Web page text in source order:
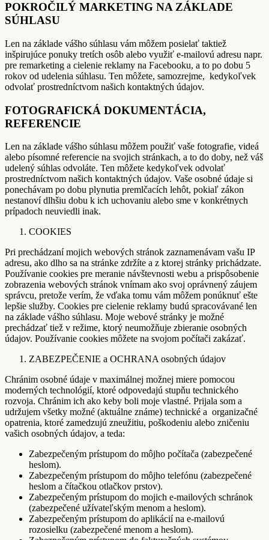
POKROČILÝ MARKETING NA ZÁKLADE
SÚHLASU
Len na základe vášho súhlasu vám môžem posielať taktiež
inšpirujúce ponuky tretích osôb alebo využiť e-mailovú adresu napr.
pre remarketing a cielenie reklamy na Facebooku, a to po dobu 5
rokov od udelenia súhlasu. Ten môžete, samozrejme, kedykoľvek
odvolať prostredníctvom našich kontaktných údajov.
FOTOGRAFICKÁ DOKUMENTÁCIA,
REFERENCIE
Len na základe vášho súhlasu môžem použiť vaše fotografie, videá
alebo písomné referencie na svojich stránkach, a to do doby, než váš
udelený súhlas odvoláte. Ten môžete kedykoľvek odvolať
prostredníctvom našich kontaktných údajov. Vaše osobné údaje si
ponechávam po dobu plynutia premlčacích lehôt, pokiaľ zákon
nestanoví dlhšiu dobu k ich uchovaniu alebo sme v konkrétnych
prípadoch neuviedli inak.
COOKIES
Pri prechádzaní mojich webových stránok zaznamenávam vašu IP
adresu, ako dlho sa na stránke zdržíte a z ktorej stránky prichádzate.
Používanie cookies pre meranie návštevnosti webu a prispôsobenie
zobrazenia webových stránok vnímam ako svoj oprávnený záujem
správcu, pretože verím, že vďaka tomu vám môžem ponúknuť ešte
lepšie služby. Cookies pre cielenie reklamy budú spracovávané len
na základe vášho súhlasu. Moje webové stránky je možné
prechádzať tiež v režime, ktorý neumožňuje zbieranie osobných
údajov. Používanie cookies môžete na svojom počítači zakázať.
ZABEZPEČENIE a OCHRANA osobných údajov
Chránim osobné údaje v maximálnej možnej miere pomocou
moderných technológií, ktoré odpovedajú stupňu technického
rozvoja. Chránim ich ako keby boli moje vlastné. Prijala som a
udržujem všetky možné (aktuálne známe) technické a organizačné
opatrenia, ktoré zamedzujú zneužitiu, poškodeniu alebo zničeniu
vašich osobných údajov, a teda:
Zabezpečeným prístupom do môjho počítača (zabezpečené
heslom).
Zabezpečeným prístupom do môjho telefónu (zabezpečené
heslom a čítačkou otlačkov prstov).
Zabezpečeným prístupom do mojich e-mailových schránok
(zabezpečené užívateľským menom a heslom).
Zabezpečeným prístupom do aplikácií na e-mailovú
rozosielku (zabezpečené menom a heslom).